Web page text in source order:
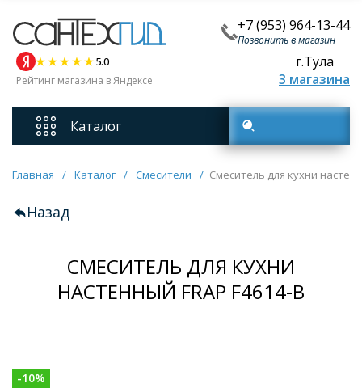
+7 (953) 964-13-44
Позвонить в магазин
5.0
Рейтинг магазина в Яндексе
г.Тула
3 магазина
Каталог
Смесители
Унитазы
Мебель для ванных комнат
Главная / Каталог / Смесители / Смеситель для кухни
Назад
СМЕСИТЕЛЬ ДЛЯ КУХНИ
НАСТЕННЫЙ FRAP F4614-B
-10%